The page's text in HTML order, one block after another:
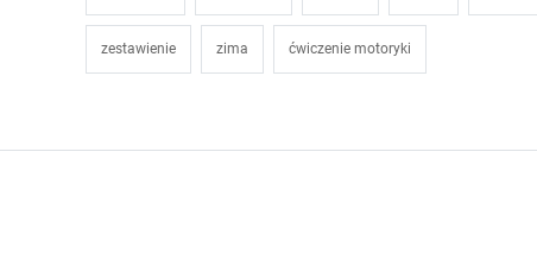
zestawienie zima ćwiczenie motoryki